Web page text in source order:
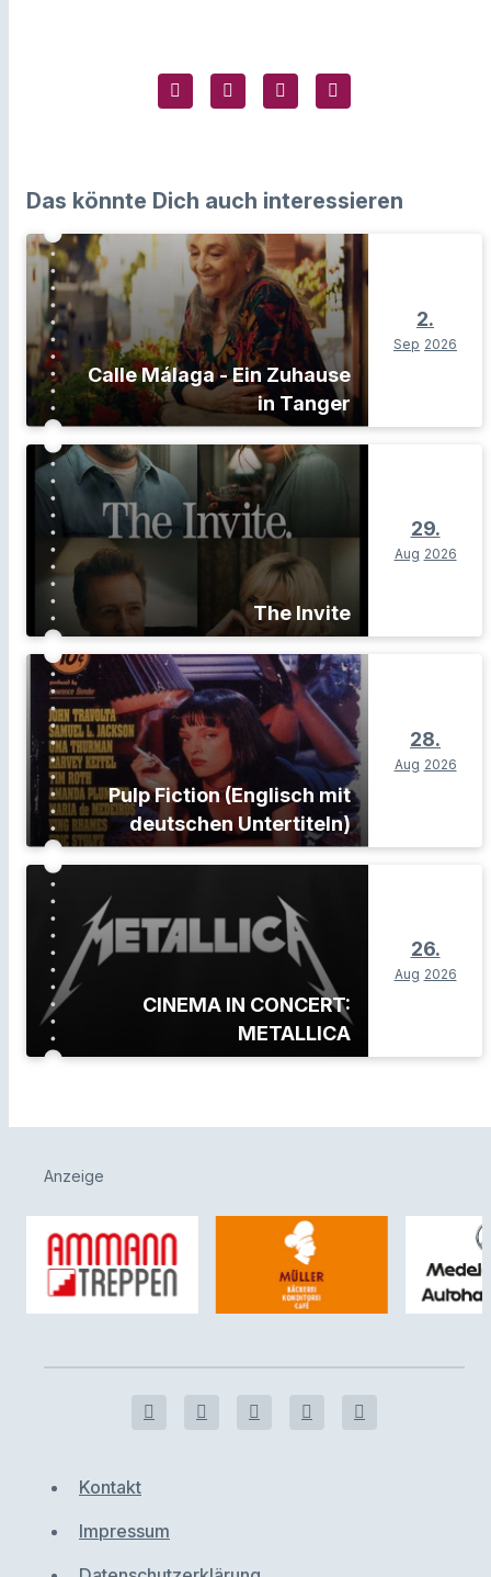
Das könnte Dich auch interessieren
Calle Málaga - Ein Zuhause
in Tanger
2.
Sep 2026
The Invite
29.
Aug 2026
Pulp Fiction (Englisch mit
deutschen Untertiteln)
28.
Aug 2026
CINEMA IN CONCERT:
METALLICA
26.
Aug 2026
Anzeige
Kontakt
Impressum